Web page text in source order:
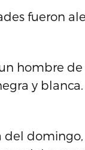
fueron
hombre de
y